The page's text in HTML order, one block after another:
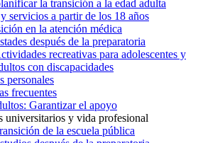
la transición a la edad adulta
servicios a partir de los 18 años
en la atención médica
después de la preparatoria
recreativas para adolescentes y
con discapacidades
personales
frecuentes
Garantizar el apoyo
universitarios y vida profesional
de la escuela pública